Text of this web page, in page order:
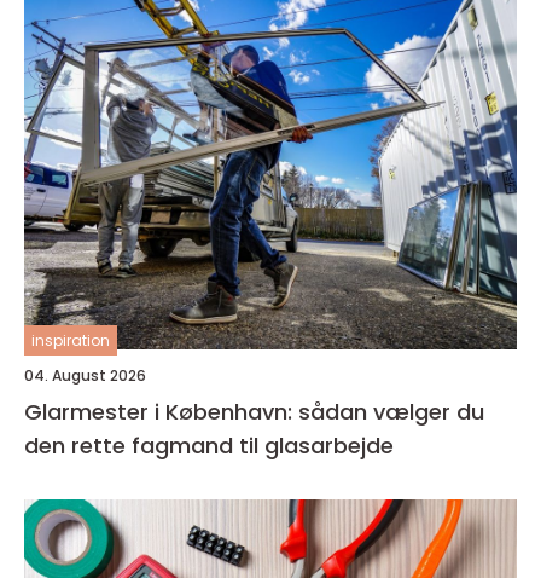
inspiration
04. August 2026
Glarmester i København: sådan vælger du
den rette fagmand til glasarbejde